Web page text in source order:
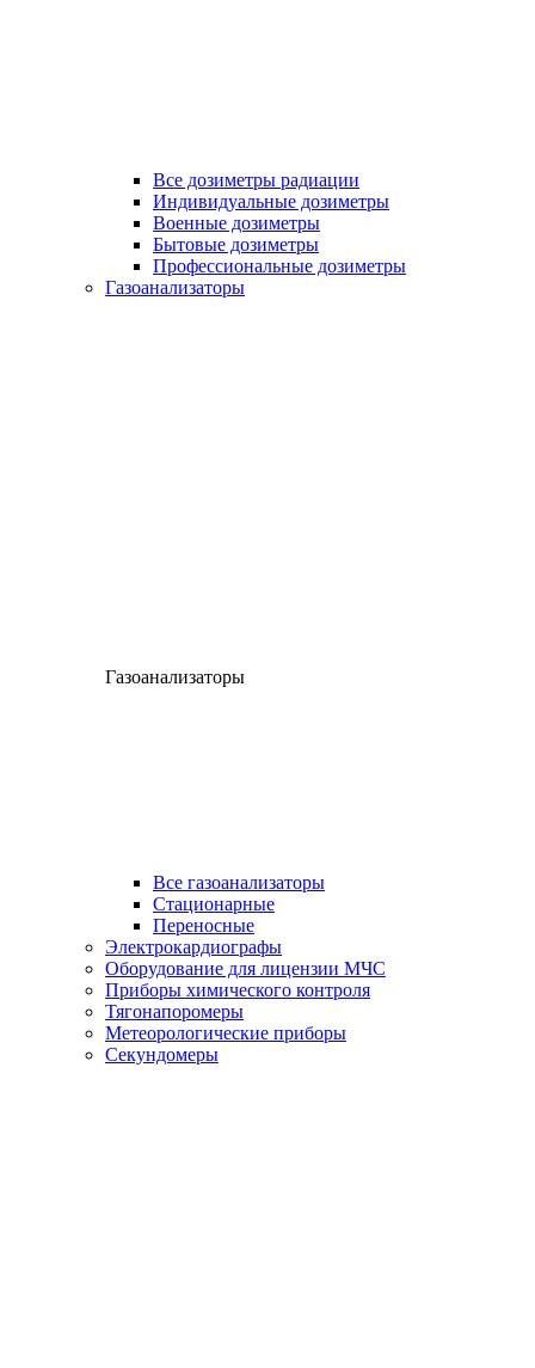
Все дозиметры радиации
Индивидуальные дозиметры
Военные дозиметры
Бытовые дозиметры
Профессиональные дозиметры
Газоанализаторы
Газоанализаторы
Все газоанализаторы
Cтационарные
Переносные
Электрокардиографы
Оборудование для лицензии МЧС
Приборы химического контроля
Тягонапоромеры
Метеорологические приборы
Секундомеры